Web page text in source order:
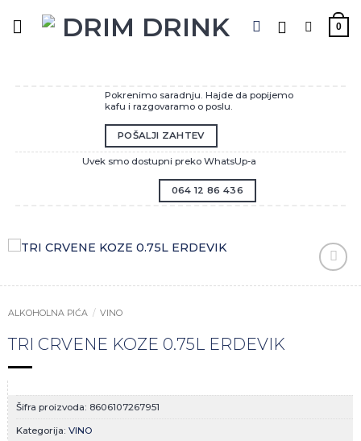
0
Pokrenimo saradnju. Hajde da popijemo
kafu i razgovaramo o poslu.
POŠALJI ZAHTEV
Uvek smo dostupni preko WhatsUp-a
064 12 86 436
Zaprati
ALKOHOLNA PIĆA / VINO
TRI CRVENE KOZE 0.75L ERDEVIK
Šifra proizvoda: 8606107267951
Kategorija: VINO